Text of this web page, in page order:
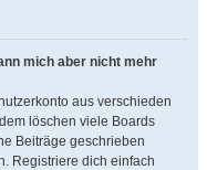
mich aber nicht mehr
aus verschieden
löschen viele Boards
Beiträge geschrieben
Registriere dich einfach